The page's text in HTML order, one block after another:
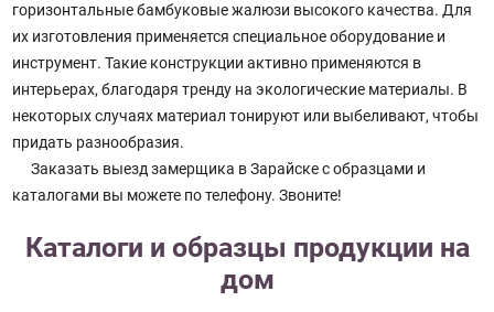
горизонтальные бамбуковые жалюзи высокого качества. Для
их изготовления применяется специальное оборудование и
инструмент. Такие конструкции активно применяются в
интерьерах, благодаря тренду на экологические материалы. В
некоторых случаях материал тонируют или выбеливают, чтобы
придать разнообразия.
Заказать выезд замерщика в Зарайске с образцами и
каталогами вы можете по телефону. Звоните!
Каталоги и образцы продукции на
дом